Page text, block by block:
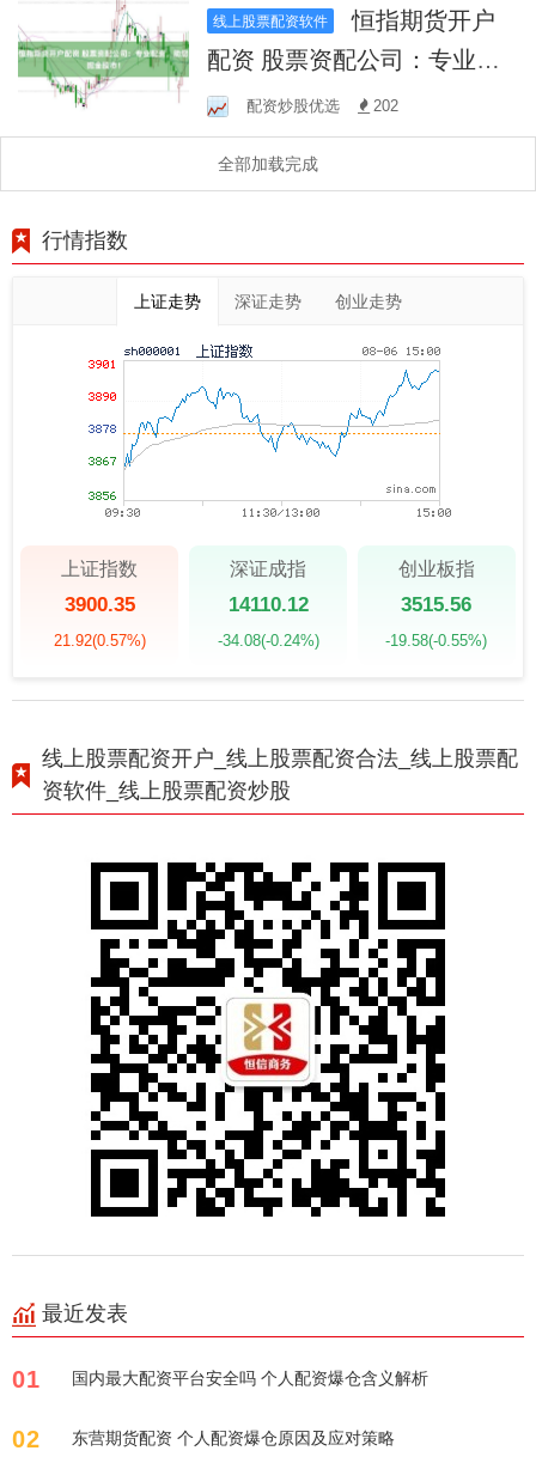
线上股票配资软件
恒指期货开户
配资 股票资配公司：专业配
资，助您掘金股市！
配资炒股优选 202
全部加载完成
行情指数
上证走势 深证走势 创业走势
上证指数
3900.35
21.92(0.57%)
深证成指
14110.12
-34.08(-0.24%)
创业板指
3515.56
-19.58(-0.55%)
线上股票配资开户_线上股票配资合法_线上股票配
资软件_线上股票配资炒股
最近发表
01 国内最大配资平台安全吗 个人配资爆仓含义解析
02 东营期货配资 个人配资爆仓原因及应对策略